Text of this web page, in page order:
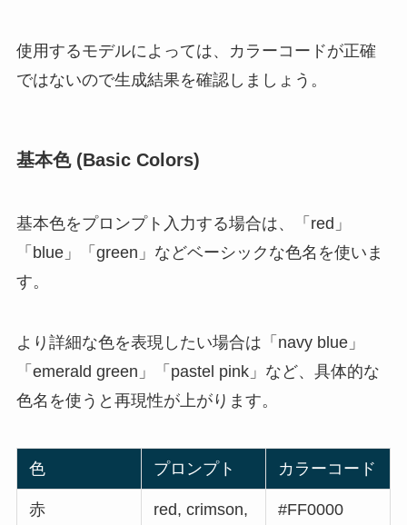
使用するモデルによっては、カラーコードが正確
ではないので生成結果を確認しましょう。
基本色 (Basic Colors)
基本色をプロンプト入力する場合は、「red」
「blue」「green」などベーシックな色名を使いま
す。
より詳細な色を表現したい場合は「navy blue」
「emerald green」「pastel pink」など、具体的な
色名を使うと再現性が上がります。
色 プロンプト カラーコード
赤 red, crimson, #FF0000